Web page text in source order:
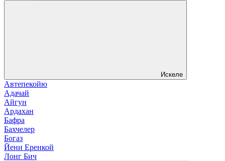
Искеле
Автепекойю
Адачай
Айгун
Ардахан
Бафра
Бахчелер
Богаз
Йени Еренкой
Лонг Бич